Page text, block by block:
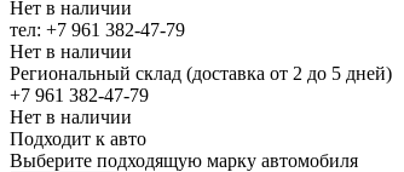
Нет в наличии
тел: +7 961 382-47-79
Нет в наличии
Региональный склад (доставка от 2 до 5 дней)
+7 961 382-47-79
Нет в наличии
Подходит к авто
Выберите подходящую марку автомобиля